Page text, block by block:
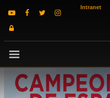
Intranet